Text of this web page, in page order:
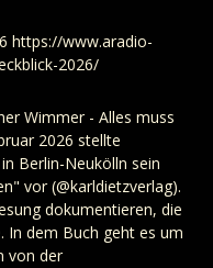
https://www.aradio-
2026/
Wimmer - Alles muss
2026 stellte
Berlin-Neukölln sein
vor (@karldietzverlag).
dokumentieren, die
In dem Buch geht es um
von der